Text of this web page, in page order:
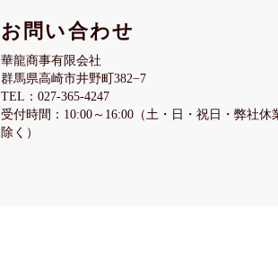
お問い合わせ
華龍商事有限会社
群馬県高崎市井野町382−7
TEL：027-365-4247
受付時間：10:00～16:00（土・日・祝日・弊社休
除く）